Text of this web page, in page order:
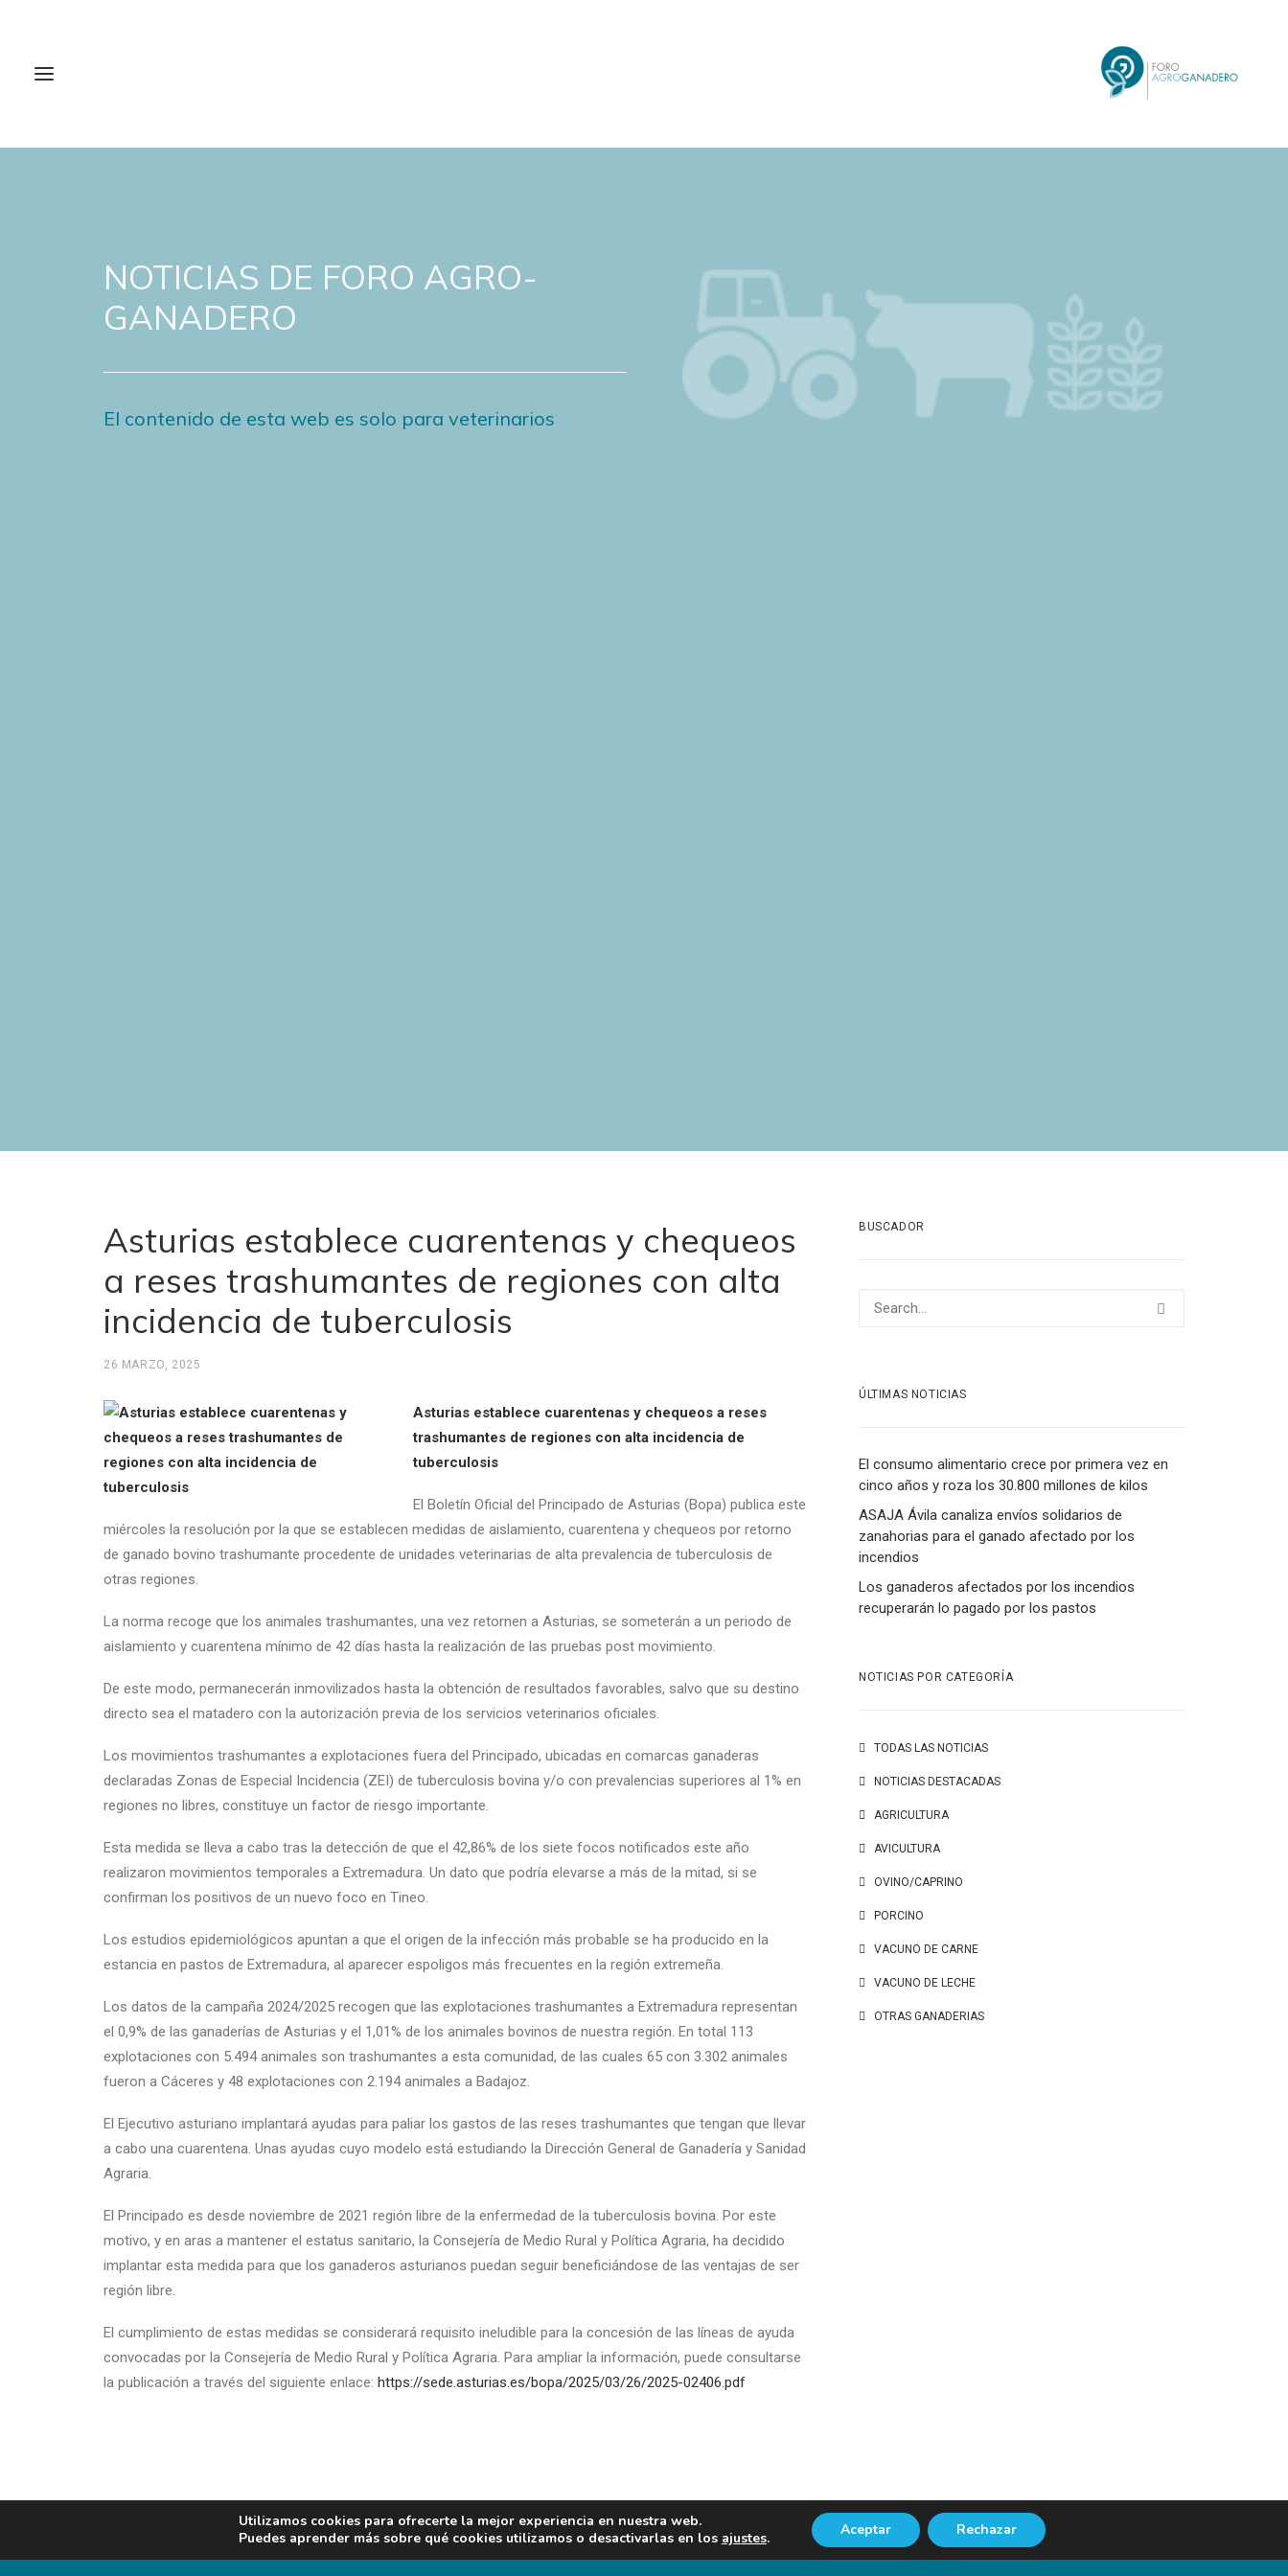
NOTICIAS DE FORO AGRO-
GANADERO
El contenido de esta web es solo para veterinarios
Asturias establece cuarentenas y chequeos
a reses trashumantes de regiones con alta
incidencia de tuberculosis
26 MARZO, 2025
Asturias establece cuarentenas y chequeos a reses
trashumantes de regiones con alta incidencia de
tuberculosis
El Boletín Oficial del Principado de Asturias (Bopa) publica este
miércoles la resolución por la que se establecen medidas de aislamiento, cuarentena y chequeos por retorno
de ganado bovino trashumante procedente de unidades veterinarias de alta prevalencia de tuberculosis de
otras regiones.
La norma recoge que los animales trashumantes, una vez retornen a Asturias, se someterán a un periodo de
aislamiento y cuarentena mínimo de 42 días hasta la realización de las pruebas post movimiento.
De este modo, permanecerán inmovilizados hasta la obtención de resultados favorables, salvo que su destino
directo sea el matadero con la autorización previa de los servicios veterinarios oficiales.
Los movimientos trashumantes a explotaciones fuera del Principado, ubicadas en comarcas ganaderas
declaradas Zonas de Especial Incidencia (ZEI) de tuberculosis bovina y/o con prevalencias superiores al 1% en
regiones no libres, constituye un factor de riesgo importante.
Esta medida se lleva a cabo tras la detección de que el 42,86% de los siete focos notificados este año
realizaron movimientos temporales a Extremadura. Un dato que podría elevarse a más de la mitad, si se
confirman los positivos de un nuevo foco en Tineo.
Los estudios epidemiológicos apuntan a que el origen de la infección más probable se ha producido en la
estancia en pastos de Extremadura, al aparecer espoligos más frecuentes en la región extremeña.
Los datos de la campaña 2024/2025 recogen que las explotaciones trashumantes a Extremadura representan
el 0,9% de las ganaderías de Asturias y el 1,01% de los animales bovinos de nuestra región. En total 113
explotaciones con 5.494 animales son trashumantes a esta comunidad, de las cuales 65 con 3.302 animales
fueron a Cáceres y 48 explotaciones con 2.194 animales a Badajoz.
El Ejecutivo asturiano implantará ayudas para paliar los gastos de las reses trashumantes que tengan que llevar
a cabo una cuarentena. Unas ayudas cuyo modelo está estudiando la Dirección General de Ganadería y Sanidad
Agraria.
El Principado es desde noviembre de 2021 región libre de la enfermedad de la tuberculosis bovina. Por este
motivo, y en aras a mantener el estatus sanitario, la Consejería de Medio Rural y Política Agraria, ha decidido
implantar esta medida para que los ganaderos asturianos puedan seguir beneficiándose de las ventajas de ser
región libre.
El cumplimiento de estas medidas se considerará requisito ineludible para la concesión de las líneas de ayuda
convocadas por la Consejería de Medio Rural y Política Agraria. Para ampliar la información, puede consultarse
la publicación a través del siguiente enlace: https://sede.asturias.es/bopa/2025/03/26/2025-02406.pdf
Date de alta y recibe nuestro 👉🏼 Boletín Digital de Foro Agro Ganadero
BUSCADOR
ÚLTIMAS NOTICIAS
El consumo alimentario crece por primera vez en
cinco años y roza los 30.800 millones de kilos
ASAJA Ávila canaliza envíos solidarios de
zanahorias para el ganado afectado por los
incendios
Los ganaderos afectados por los incendios
recuperarán lo pagado por los pastos
NOTICIAS POR CATEGORÍA
TODAS LAS NOTICIAS
NOTICIAS DESTACADAS
AGRICULTURA
AVICULTURA
OVINO/CAPRINO
PORCINO
VACUNO DE CARNE
VACUNO DE LECHE
OTRAS GANADERIAS
Utilizamos cookies para ofrecerte la mejor experiencia en nuestra web.
Puedes aprender más sobre qué cookies utilizamos o desactivarlas en los ajustes. Aceptar Rechazar